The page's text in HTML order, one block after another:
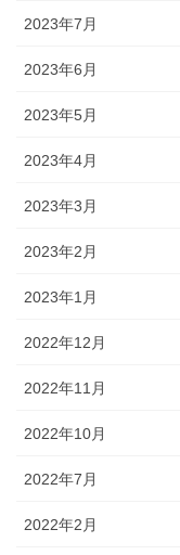
2023年7月
2023年6月
2023年5月
2023年4月
2023年3月
2023年2月
2023年1月
2022年12月
2022年11月
2022年10月
2022年7月
2022年2月